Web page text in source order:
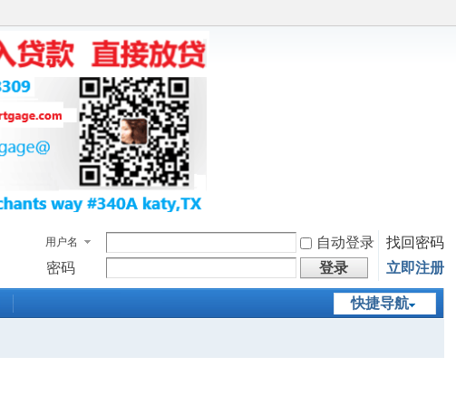
用户名 自动登录
找回密码
密码
登录 立即注册
快捷导航